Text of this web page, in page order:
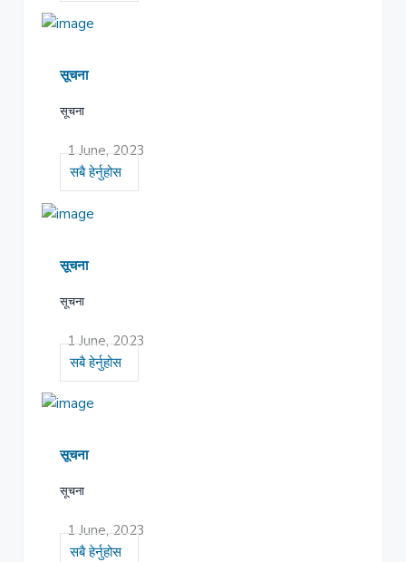
सूचना
सूचना
1 June, 2023
सबै हेर्नुहोस
सूचना
सूचना
1 June, 2023
सबै हेर्नुहोस
सूचना
सूचना
1 June, 2023
सबै हेर्नुहोस